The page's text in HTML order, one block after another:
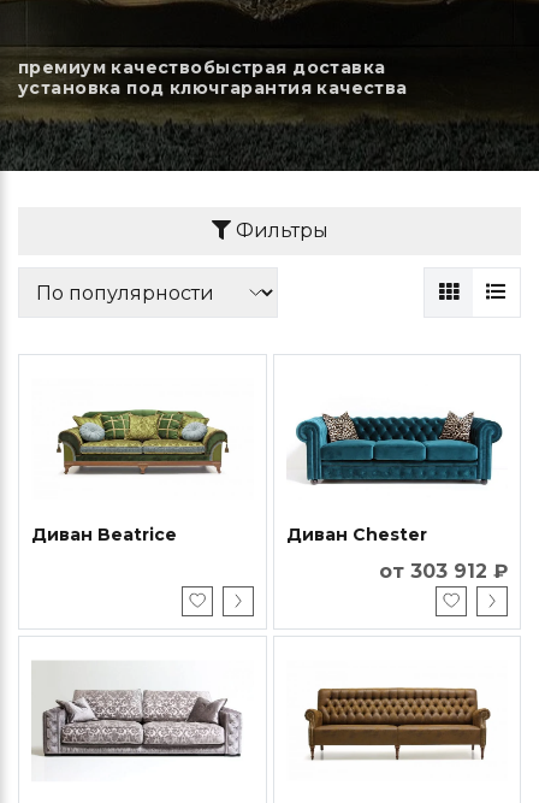
премиум качествобыстрая доставка
установка под ключгарантия качества
Фильтры
Диван Beatrice Диван Chester
от 303 912 ₽